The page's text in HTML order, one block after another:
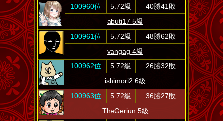
100960位
5.72級
40勝41敗
abuti17 5級
100961位
5.72級
48勝62敗
vangag 4級
100962位
5.72級
26勝32敗
ishimori2 6級
100963位
5.72級
36勝27敗
TheGeriun 5級